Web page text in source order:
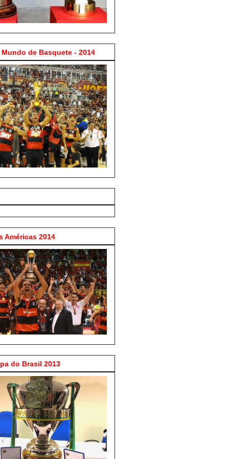
de Basquete - 2014
Américas 2014
do Brasil 2013